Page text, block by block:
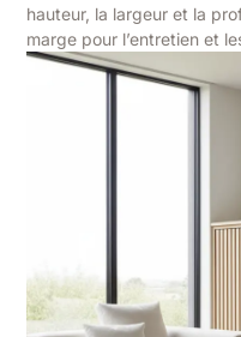
hauteur, la largeur et la
marge pour l’entretien et